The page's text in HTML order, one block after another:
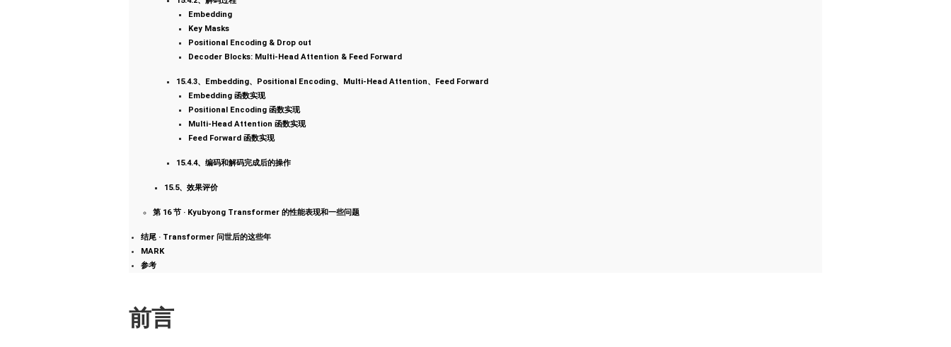
Embedding
Key Masks
Positional Encoding & Drop out
Decoder Blocks: Multi-Head Attention & Feed Forward
15.4.3、Embedding、Positional Encoding、Multi-Head Attention、Feed Forward
Embedding 函数实现
Positional Encoding 函数实现
Multi-Head Attention 函数实现
Feed Forward 函数实现
15.4.4、编码和解码完成后的操作
15.5、效果评价
第 16 节 · Kyubyong Transformer 的性能表现和一些问题
结尾 · Transformer 问世后的这些年
MARK
参考
前言